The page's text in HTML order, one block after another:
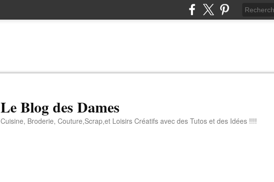
Le Blog des Dames
Cuisine, Broderie, Couture,Scrap,et Loisirs Créatifs avec des Tutos et des Idées !!!!